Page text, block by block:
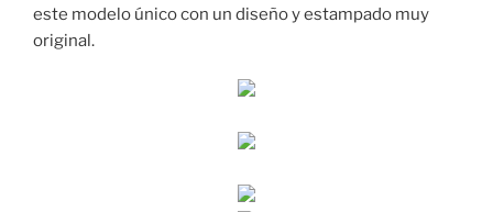
este modelo único con un diseño y estampado muy
original.